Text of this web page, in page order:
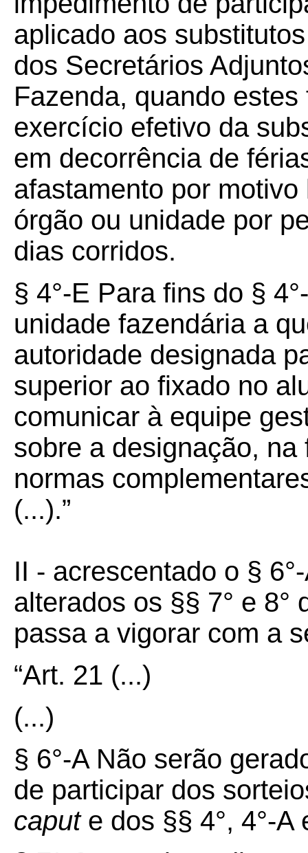
aplicado aos
dos Secretários
Fazenda, quando
exercício efetivo da
em decorrência de
afastamento por
órgão ou unidade por
dias corridos.
§ 4°-E Para fins do §
unidade fazendária a
autoridade designada
superior ao fixado no
comunicar à equipe
sobre a designação,
normas
(...).”
II - acrescentado o §
alterados os §§ 7° e 8°
passa a vigorar com a
“Art. 21 (...)
(...)
§ 6°-A Não serão
de participar dos
capute dos §§ 4°, 4°-A